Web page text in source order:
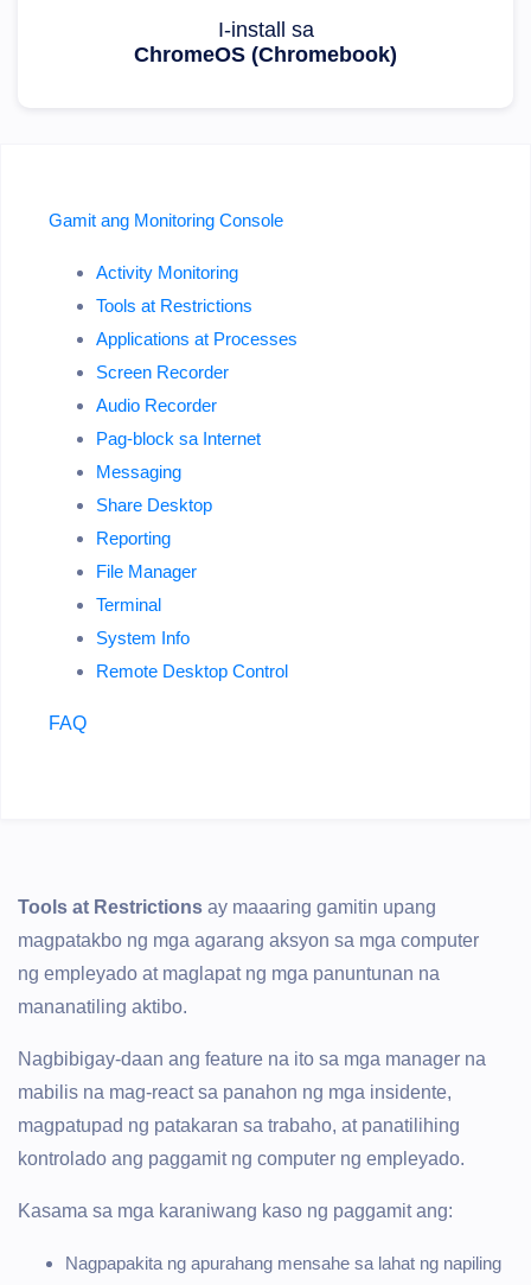
I-install sa
ChromeOS (Chromebook)
Gamit ang Monitoring Console
Activity Monitoring
Tools at Restrictions
Applications at Processes
Screen Recorder
Audio Recorder
Pag-block sa Internet
Messaging
Share Desktop
Reporting
File Manager
Terminal
System Info
Remote Desktop Control
FAQ
Tools at Restrictions ay maaaring gamitin upang
magpatakbo ng mga agarang aksyon sa mga computer
ng empleyado at maglapat ng mga panuntunan na
mananatiling aktibo.
Nagbibigay-daan ang feature na ito sa mga manager na
mabilis na mag-react sa panahon ng mga insidente,
magpatupad ng patakaran sa trabaho, at panatilihing
kontrolado ang paggamit ng computer ng empleyado.
Kasama sa mga karaniwang kaso ng paggamit ang:
Nagpapakita ng apurahang mensahe sa lahat ng napiling